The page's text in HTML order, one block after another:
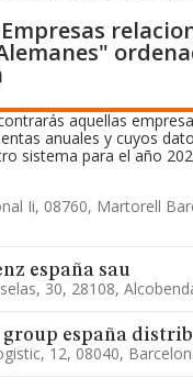
aquellas
anuales y cuyos
sistema para el año
Ii, 08760, Martorell
españa sau
30, 28108,
españa
12, 08040,